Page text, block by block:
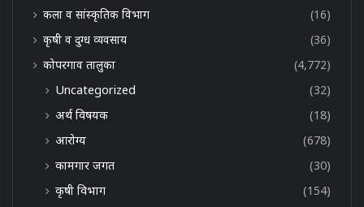
कला व सांस्कृतिक विभाग
(16)
कृषी व दुग्ध व्यवसाय
(36)
कोपरगाव तालुका
(4,772)
Uncategorized
(32)
अर्थ विषयक
(18)
आरोग्य
(678)
कामगार जगत
(30)
कृषी विभाग
(154)